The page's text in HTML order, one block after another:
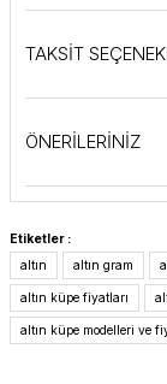
TAKSİT
ÖNERİLERİNİZ
Etiketler :
altın
altın gram
altın küpe fiyatları
altın küpe modelleri ve